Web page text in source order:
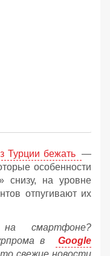
Турции бежать —
особенности
снизу, на уровне
отпугивают их
смартфоне?
в
Google
свежие новости